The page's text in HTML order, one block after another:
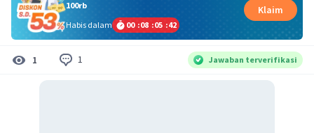
100rb
Habis dalam
00 :08 :05 :42
Klaim
1 1 Jawaban terverifikasi